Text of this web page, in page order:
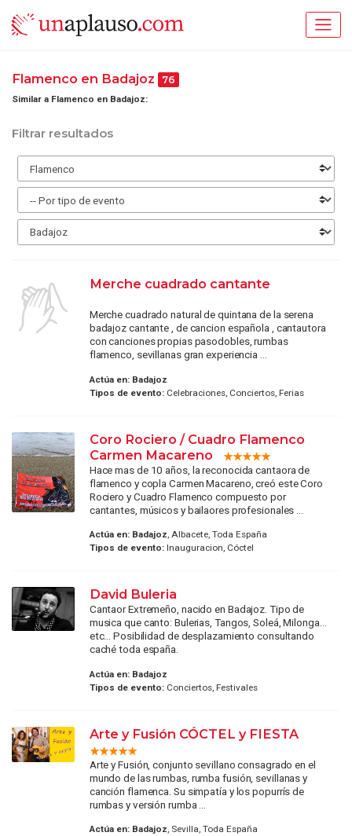
Flamenco en Badajoz 76
Similar a Flamenco en Badajoz:
Filtrar resultados
Merche cuadrado cantante
Merche cuadrado natural de quintana de la serena
badajoz cantante , de cancion española , cantautora
con canciones propias pasodobles, rumbas
flamenco, sevillanas gran experiencia ...
Actúa en: Badajoz
Tipos de evento:Celebraciones, Conciertos, Ferias
Coro Rociero / Cuadro Flamenco
Carmen Macareno
Hace mas de 10 años, la reconocida cantaora de
flamenco y copla Carmen Macareno, creó este Coro
Rociero y Cuadro Flamenco compuesto por
cantantes, músicos y bailaores profesionales ...
Actúa en: Badajoz, Albacete, Toda España
Tipos de evento:Inauguracion, Cóctel
David Buleria
Cantaor Extremeño, nacido en Badajoz. Tipo de
musica que canto: Bulerias, Tangos, Soleá, Milonga...
etc... Posibilidad de desplazamiento consultando
caché toda españa.
Actúa en: Badajoz
Tipos de evento:Conciertos, Festivales
Arte y Fusión CÓCTEL y FIESTA
Arte y Fusión, conjunto sevillano consagrado en el
mundo de las rumbas, rumba fusión, sevillanas y
canción flamenca. Su simpatía y los popurrís de
rumbas y versión rumba ...
Actúa en: Badajoz, Sevilla, Toda España